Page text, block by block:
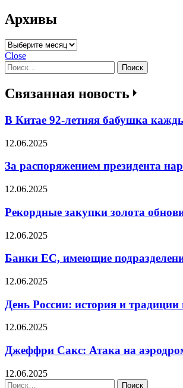
Архивы
Архивы
Close
Найти:
Связанная новость
В Китае 92-летняя бабушка
12.06.2025
За распоряжением президента
12.06.2025
Рекордные закупки золота
12.06.2025
Банки ЕС, имеющие
12.06.2025
День России: история и традиции
12.06.2025
Джеффри Сакс: Атака на
12.06.2025
Найти: